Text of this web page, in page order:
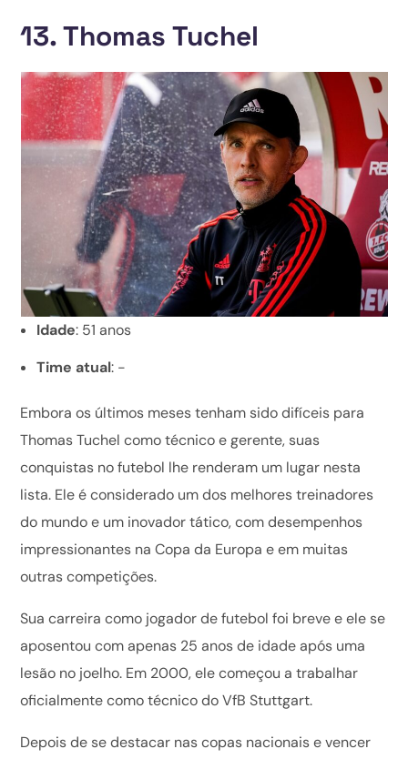
13. Thomas Tuchel
Idade: 51 anos
Time atual: -
Embora os últimos meses tenham sido difíceis para
Thomas Tuchel como técnico e gerente, suas
conquistas no futebol lhe renderam um lugar nesta
lista. Ele é considerado um dos melhores treinadores
do mundo e um inovador tático, com desempenhos
impressionantes na Copa da Europa e em muitas
outras competições.
Sua carreira como jogador de futebol foi breve e ele se
aposentou com apenas 25 anos de idade após uma
lesão no joelho. Em 2000, ele começou a trabalhar
oficialmente como técnico do VfB Stuttgart.
Depois de se destacar nas copas nacionais e vencer